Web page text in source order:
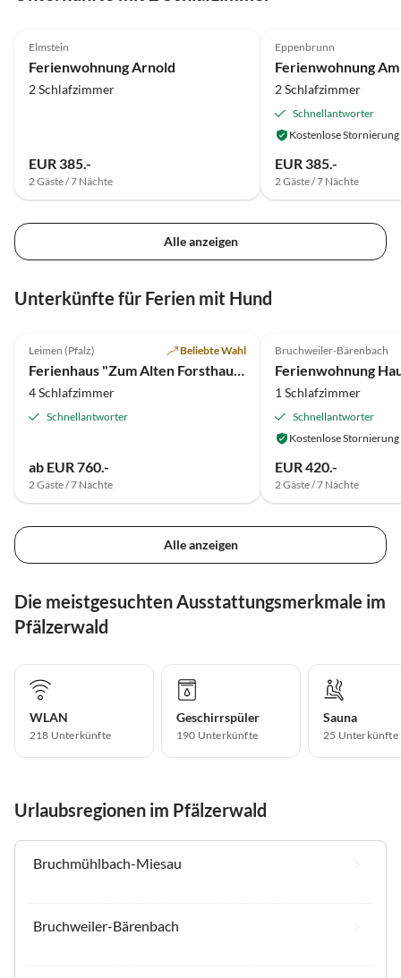
Elmstein
Ferienwohnung Arnold
2 Schlafzimmer
EUR 385.-
2 Gäste / 7 Nächte
Eppenbrunn
Ferienwohnung
2 Schlafzimmer
Schnellantworter
Kostenlose Stornierung
EUR 385.-
2 Gäste / 7 Nächte
Alle anzeigen
Unterkünfte für Ferien mit Hund
Leimen (Pfalz) Beliebte Wahl
Ferienhaus "Zum Alten Forsthaus"
4 Schlafzimmer
Schnellantworter
ab EUR 760.-
2 Gäste / 7 Nächte
Bruchweiler-Bärenbach
1 Schlafzimmer
Schnellantworter
Kostenlose Stornierung
EUR 420.-
2 Gäste / 7 Nächte
Alle anzeigen
Die meistgesuchten Ausstattungsmerkmale im
Pfälzerwald
WLAN
218 Unterkünfte
Geschirrspüler
190 Unterkünfte
Sauna
25 Unterkünfte
Urlaubsregionen im Pfälzerwald
Bruchmühlbach-Miesau
Bruchweiler-Bärenbach